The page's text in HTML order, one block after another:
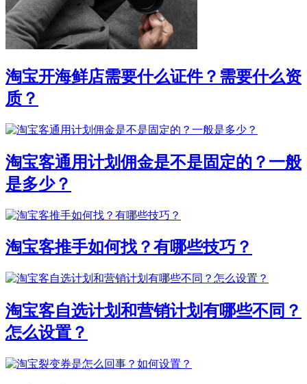
淘宝开海鲜店需要什么证件？需要什么资
质？
淘宝客通用计划佣金是不是固定的？一般
是多少？
淘宝客推手如何找？有哪些技巧？
淘宝客自选计划和营销计划有哪些不同？
怎么设置？